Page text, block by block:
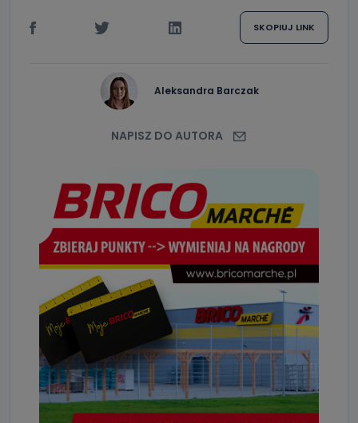
SKOPIUJ LINK
Aleksandra Barczak
NAPISZ DO AUTORA